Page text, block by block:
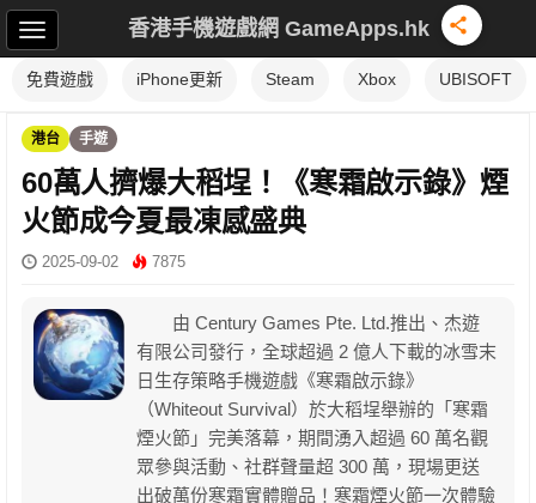
香港手機遊戲網 GameApps.hk
免費遊戲 iPhone更新 Steam Xbox UBISOFT
港台 手遊
60萬人擠爆大稻埕！《寒霜啟示錄》煙
火節成今夏最凍感盛典
2025-09-02 7875
由 Century Games Pte. Ltd.推出、杰遊
有限公司發行，全球超過 2 億人下載的冰雪末
日生存策略手機遊戲《寒霜啟示錄》
（Whiteout Survival）於大稻埕舉辦的「寒霜
煙火節」完美落幕，期間湧入超過 60 萬名觀
眾參與活動、社群聲量超 300 萬，現場更送
出破萬份寒霜實體贈品！寒霜煙火節一次體驗